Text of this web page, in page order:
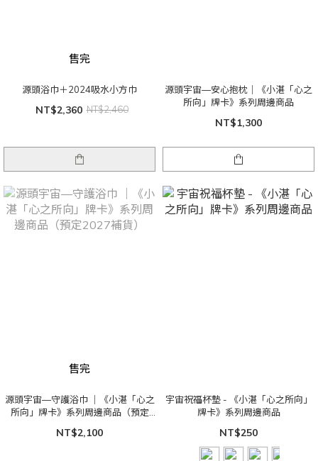
售完
源頭浴巾＋2024吸水小方巾
NT$2,360 NT$2,460
源頭宇宙—安心抱枕｜《小湛「心之
所向」牌卡》系列周邊商品
NT$1,300
售完
源頭宇宙—守護浴巾 ｜《小湛「心之
所向」牌卡》系列周邊商品（預定
2027補貨）
NT$2,100
宇宙祝福杯墊 - 《小湛「心之所向」
牌卡》系列周邊商品
NT$250